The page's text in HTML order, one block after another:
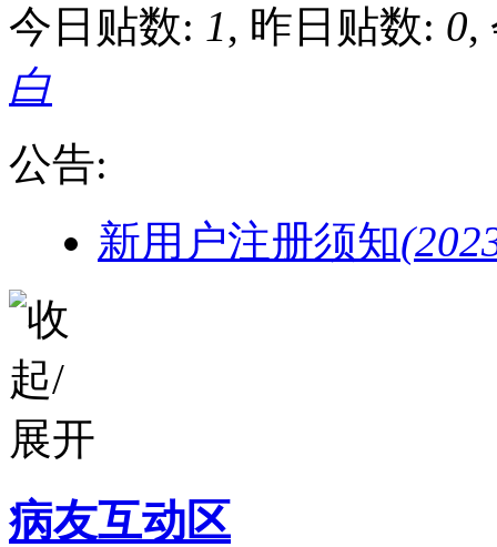
今日贴数: 1, 昨日贴数: 0,
白
公告:
新用户注册须知
病友互动区